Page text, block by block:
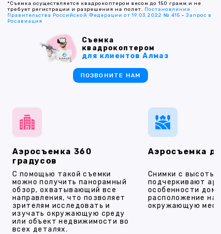
Аэросъемка 360
градусов
С помощью такой съемки
можно получить панорамный
обзор, охватывающий все
направления, что позволяет
зрителям исследовать и
изучать окружающую среду
или объект недвижимости во
всех деталях.
Аэросъемка
Снимки с высоты
подчеркивают
особенности
расположение на
окружающую
*Съемка осуществляется квадрокоптером весом до 150 грамм и не
требует регистрации и разрешения на полет. Постановление
Правительства Российской Федерации от 19.03.2022 № 415 -Запрос в
Росавиация
Съемка
квадрокоптером
для клиентов Алмаз
ПОЗВОНИТЕ НАМ